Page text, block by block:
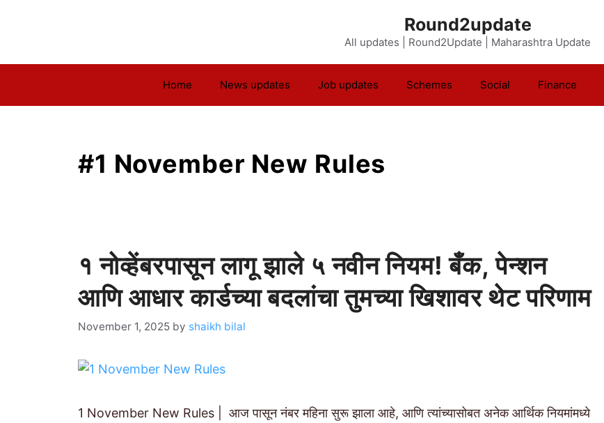
Round2update
All updates | Round2Update | Maharashtra Update
Home News updates Job updates Schemes Social Finance
#1 November New Rules
१ नोव्हेंबरपासून लागू झाले ५ नवीन नियम! बँक, पेन्शन
आणि आधार कार्डच्या बदलांचा तुमच्या खिशावर थेट परिणाम
November 1, 2025 by shaikh bilal
1 November New Rules | आज पासून नंबर महिना सुरू झाला आहे, आणि त्यांच्यासोबत अनेक आर्थिक नियमांमध्ये